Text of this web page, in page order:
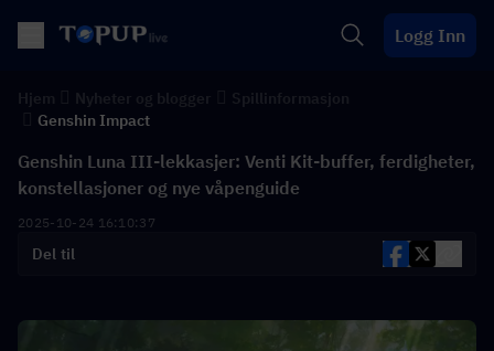
Logg Inn
Genshin Impact
Genshin Luna III-lekkasjer: Venti Kit-buffer, ferdigheter,
konstellasjoner og nye våpenguide
2025-10-24 16:10:37
Del til